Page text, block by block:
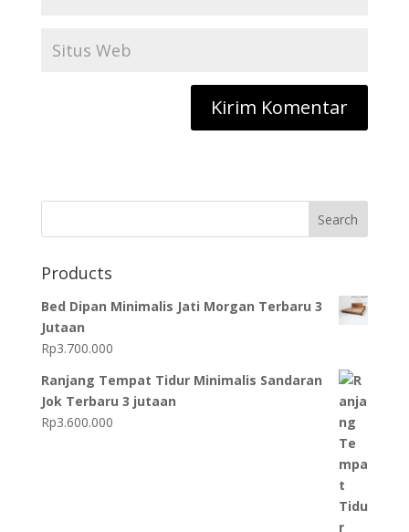
Search
Products
Bed Dipan Minimalis Jati Morgan Terbaru 3
Jutaan
Rp3.700.000
Ranjang Tempat Tidur Minimalis Sandaran
Jok Terbaru 3 jutaan
Rp3.600.000